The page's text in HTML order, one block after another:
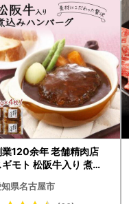
業120余年 老舗精肉店
ギモト 松阪牛入り 煮込
お取り寄せ グルメ ハ
県名古屋市